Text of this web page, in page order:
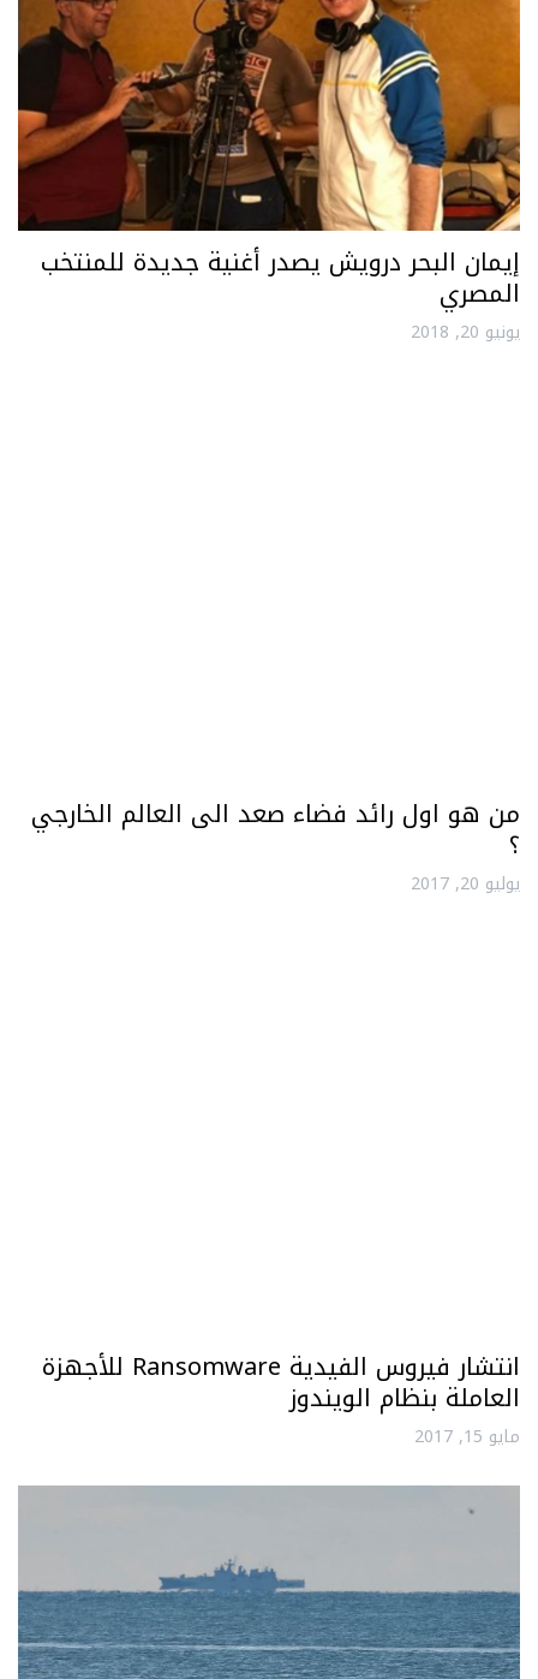
إيمان البحر درويش يصدر أغنية جديدة للمنتخب
المصري
يونيو 20, 2018
من هو اول رائد فضاء صعد الى العالم الخارجي
؟
يوليو 20, 2017
انتشار فيروس الفيدية Ransomware للأجهزة
العاملة بنظام الويندوز
مايو 15, 2017